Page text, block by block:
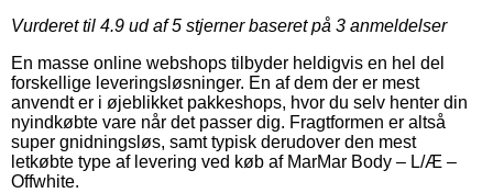
Vurderet til 4.9 ud af 5 stjerner baseret på 3 anmeldelser
En masse online webshops tilbyder heldigvis en hel del
forskellige leveringsløsninger. En af dem der er mest
anvendt er i øjeblikket pakkeshops, hvor du selv henter din
nyindkøbte vare når det passer dig. Fragtformen er altså
super gnidningsløs, samt typisk derudover den mest
letkøbte type af levering ved køb af MarMar Body – L/Æ –
Offwhite.